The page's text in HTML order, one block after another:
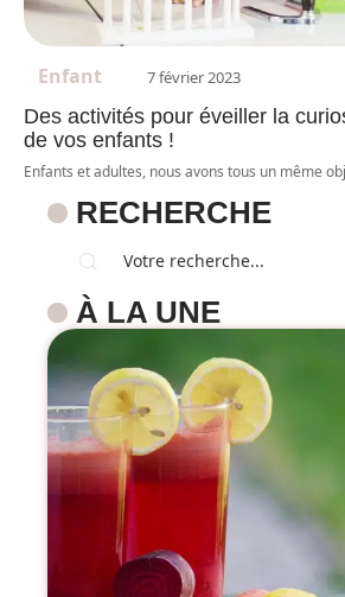
Enfant 7 février 2023
Des activités pour éveiller la
de vos enfants !
Enfants et adultes, nous avons tous un même
RECHERCHE
À LA UNE